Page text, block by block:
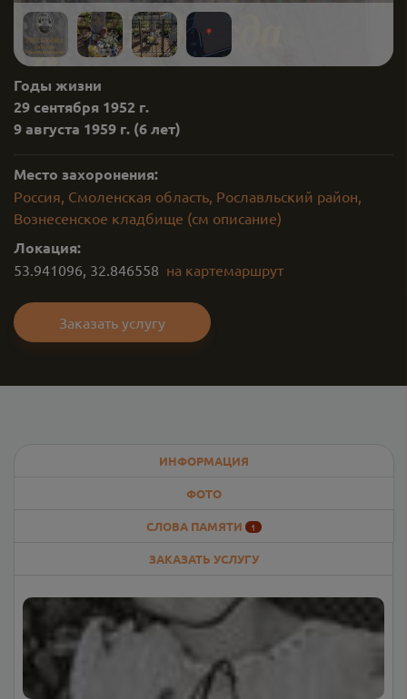
Годы жизни
29 сентября 1952 г.
9 августа 1959 г. (6 лет)
Место захоронения:
Россия, Смоленская область, Рославльский район,
Вознесенское кладбище (см описание)
Локация:
53.941096, 32.846558 на картемаршрут
Заказать услугу
ИНФОРМАЦИЯ
ФОТО
СЛОВА ПАМЯТИ 1
ЗАКАЗАТЬ УСЛУГУ